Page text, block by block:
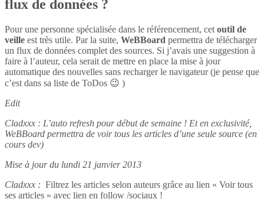
flux de données ?
Pour une personne spécialisée dans le référencement, cet outil de
veille est très utile. Par la suite, WeBBoard permettra de télécharger
un flux de données complet des sources. Si j’avais une suggestion à
faire à l’auteur, cela serait de mettre en place la mise à jour
automatique des nouvelles sans recharger le navigateur (je pense que
c’est dans sa liste de ToDos 😉 )
Edit
Cladxxx : L’auto refresh pour début de semaine ! Et en exclusivité,
WeBBoard permettra de voir tous les articles d’une seule source (en
cours dev)
Mise à jour du lundi 21 janvier 2013
Cladxxx : Filtrez les articles selon auteurs grâce au lien « Voir tous
ses articles » avec lien en follow /sociaux !